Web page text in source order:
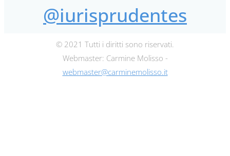
@iurisprudentes
© 2021 Tutti i diritti sono riservati.
Webmaster: Carmine Molisso -
webmaster@carminemolisso.it